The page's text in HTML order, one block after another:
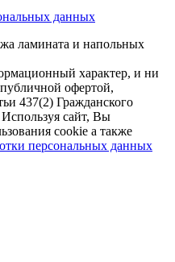
данных
ламината и напольных
характер, и ни
офертой,
437(2) Гражданского
сайт, Вы
cookie а также
персональных данных